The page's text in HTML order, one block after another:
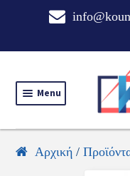
navigation
content
Menu
Αρχική/